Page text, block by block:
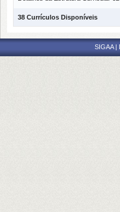
38 Currículos Disponíveis
SIGAA |